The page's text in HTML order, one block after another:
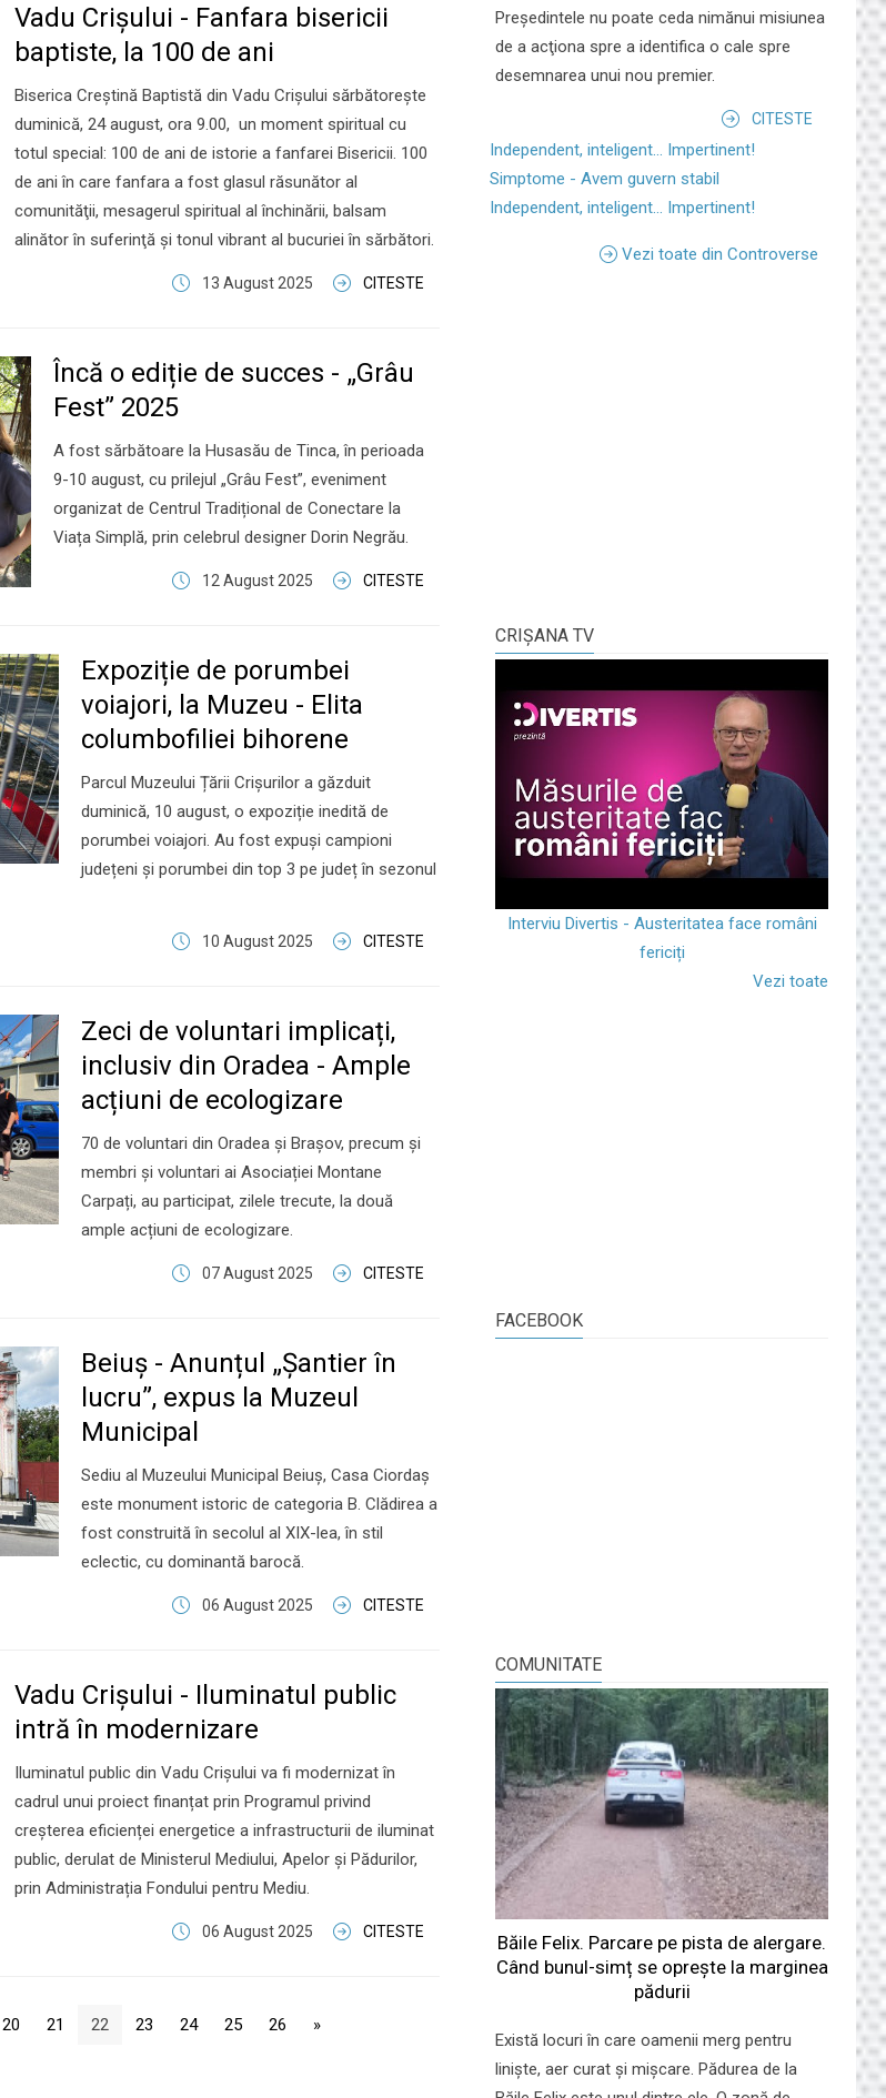
Vadu Crişului - Fanfara bisericii
baptiste, la 100 de ani
Biserica Creștină Baptistă din Vadu Crișului sărbătoreşte
duminică, 24 august, ora 9.00, un moment spiritual cu
totul special: 100 de ani de istorie a fanfarei Bisericii. 100
de ani în care fanfara a fost glasul răsunător al
comunităţii, mesagerul spiritual al închinării, balsam
alinător în suferinţă şi tonul vibrant al bucuriei în sărbători.
13 August 2025 CITESTE
Încă o ediție de succes - „Grâu
Fest” 2025
A fost sărbătoare la Husasău de Tinca, în perioada
9-10 august, cu prilejul „Grâu Fest”, eveniment
organizat de Centrul Tradițional de Conectare la
Viața Simplă, prin celebrul designer Dorin Negrău.
12 August 2025 CITESTE
Expoziție de porumbei
voiajori, la Muzeu - Elita
columbofiliei bihorene
Parcul Muzeului Țării Crișurilor a găzduit
duminică, 10 august, o expoziție inedită de
porumbei voiajori. Au fost expuși campioni
județeni și porumbei din top 3 pe județ în sezonul
10 August 2025 CITESTE
Zeci de voluntari implicați,
inclusiv din Oradea - Ample
acțiuni de ecologizare
70 de voluntari din Oradea și Brașov, precum și
membri și voluntari ai Asociației Montane
Carpați, au participat, zilele trecute, la două
ample acțiuni de ecologizare.
07 August 2025 CITESTE
Beiuș - Anunțul „Șantier în
lucru”, expus la Muzeul
Municipal
Sediu al Muzeului Municipal Beiuș, Casa Ciordaș
este monument istoric de categoria B. Clădirea a
fost construită în secolul al XIX-lea, în stil
eclectic, cu dominantă barocă.
06 August 2025 CITESTE
Vadu Crişului - Iluminatul public
intră în modernizare
Iluminatul public din Vadu Crişului va fi modernizat în
cadrul unui proiect finanțat prin Programul privind
creșterea eficienței energetice a infrastructurii de iluminat
public, derulat de Ministerul Mediului, Apelor și Pădurilor,
prin Administrația Fondului pentru Mediu.
06 August 2025 CITESTE
20 21 22 23 24 25 26 »
Preşedintele nu poate ceda nimănui misiunea
de a acţiona spre a identifica o cale spre
desemnarea unui nou premier.
CITESTE
Independent, inteligent... Impertinent!
Simptome - Avem guvern stabil
Independent, inteligent... Impertinent!
Vezi toate din Controverse
CRIŞANA TV
Interviu Divertis - Austeritatea face români
fericiți
Vezi toate
FACEBOOK
COMUNITATE
Băile Felix. Parcare pe pista de alergare.
Când bunul-simț se oprește la marginea
pădurii
Există locuri în care oamenii merg pentru
liniște, aer curat și mișcare. Pădurea de la